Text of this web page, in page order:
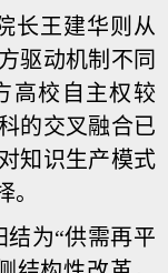
长王建华则从
驱动机制不同
校自主权较
的交叉融合已
知识生产模式
。
为“供需再平